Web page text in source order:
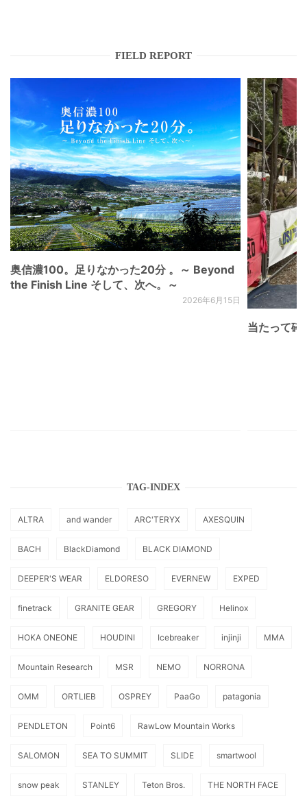
FIELD REPORT
奥信濃100。足りなかった20分 。～ Beyond
the Finish Line そして、次へ。～
2026年6月15日
当たって砕
TAG-INDEX
ALTRA and wander ARC'TERYX AXESQUIN
BACH BlackDiamond BLACK DIAMOND
DEEPER'S WEAR ELDORESO EVERNEW EXPED
finetrack GRANITE GEAR GREGORY Helinox
HOKA ONEONE HOUDINI Icebreaker injinji MMA
Mountain Research MSR NEMO NORRONA
OMM ORTLIEB OSPREY PaaGo patagonia
PENDLETON Point6 RawLow Mountain Works
SALOMON SEA TO SUMMIT SLIDE smartwool
snow peak STANLEY Teton Bros. THE NORTH FACE